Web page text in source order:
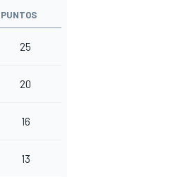
PUNTOS
25
20
16
13